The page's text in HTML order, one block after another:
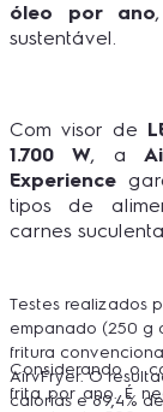
óleo por ano
sustentável.
Com visor de
1.700 W, a
Experience
tipos de
carnes
Testes realizados
empanado (250 g
fritura
AirvFryer. O
calorias e 89,4%
Considerando o
frita por ano. É